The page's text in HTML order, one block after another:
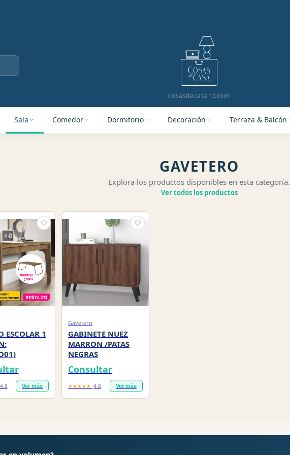
cosasdecasard.com
Sala Comedor Dormitorio Decoración Terraza & Balcón
GAVETERO
Explora los productos disponibles en esta categoría.
Ver todos los productos
ESCOLAR 1
4.8 Ver más
Gavetero
GABINETE NUEZ
MARRON /PATAS
NEGRAS
Consultar
★★★★★ 4.8 Ver más